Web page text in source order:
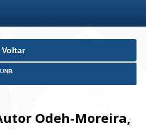
Voltar
Odeh-Moreira,